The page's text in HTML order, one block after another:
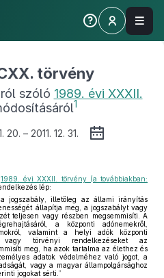
törvény
szóló 1989. évi XXXII.
1
– 2011. 12. 31.
1989. évi XXXII. törvény (a továbbiakban:
lép:
jogszabály, illetőleg az állami irányítás
állapítja meg, a jogszabályt vagy
teljesen vagy részben megsemmisíti. A
a központi adónemekről,
valamint a helyi adók központi
törvényi rendelkezéseket az
meg, ha azok tartalma az élethez és
adatok védelméhez való jogot, a
vagy a magyar állampolgársághoz
jogokat sérti.”